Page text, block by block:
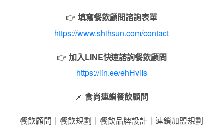
👉 填寫餐飲顧問諮詢表單
https://www.shihsun.com/contact
👉 加入LINE快速諮詢餐飲顧問
https://lin.ee/ehHviIs
📌 食尚連鎖餐飲顧問
餐飲顧問｜餐飲規劃｜餐飲品牌設計｜連鎖加盟規劃